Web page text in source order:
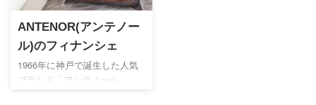
ANTENOR(アンテノー
ル)のフィナンシェ
1966年に神戸で誕生した人気
ブランド「アンテノール」。
豊かな香りとコクが特徴のフ